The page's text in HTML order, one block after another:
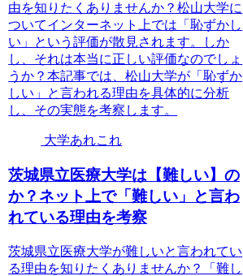
由を知りたくありませんか？松山大学に
ついてインターネット上では「恥ずかし
い」という評価が散見されます。しか
し、それは本当に正しい評価なのでしょ
うか？本記事では、松山大学が「恥ずか
しい」と言われる理由を具体的に分析
し、その実態を考察します。
大学あれこれ
茨城県立医療大学は【難しい】の
か？ネット上で「難しい」と言わ
れている理由を考察
茨城県立医療大学が難しいと言われてい
る理由を知りたくありませんか？「難し